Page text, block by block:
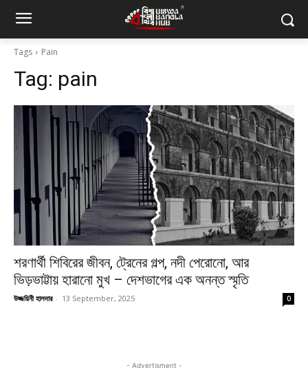
Tags Pain
Tag: pain
শরণার্থী শিবিরের জীবন, ট্রেনের গল্প, নদী পেরোনো, আর
ভিড়ভাট্টায় হারানো মুখ – দেশভাগের এক অনন্ত স্মৃতি
উজ্জয়িনী হালদার - 13 September, 2025 0
- Advertisment -